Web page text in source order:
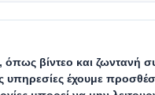
για
σε περίπου 26.000
και των